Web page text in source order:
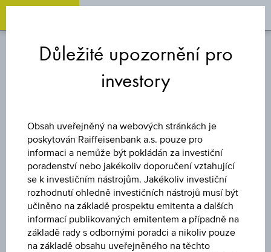
Quicklinks
BONUSOVÝ CERTIFIKÁT
4,4% EVROPSKÉ
INDEXY BONUS
Uveřejněné produktové informace jsou určeny čistě pro
investory, kteří již mají produkt ve svém portfoliu. Tyto údaje
neslouží jako doporučení ani jako nabídka k nákupu těchto
cenných papírů.
Důležité upozornění pro
investory
Obsah uveřejněný na webových stránkách je
poskytován Raiffeisenbank a.s. pouze pro
informaci a nemůže být pokládán za investiční
poradenství nebo jakékoliv doporučení vztahující
se k investičním nástrojům. Jakékoliv investiční
rozhodnutí ohledně investičních nástrojů musí být
učiněno na základě prospektu emitenta a dalších
informací publikovaných emitentem a případně na
základě rady s odbornými poradci a nikoliv pouze
na základě obsahu uveřejněného na těchto